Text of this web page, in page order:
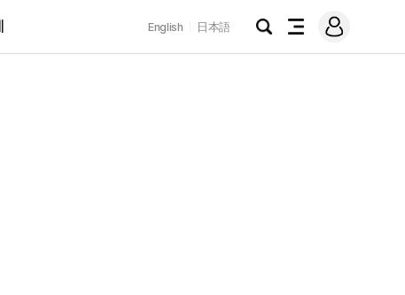
English 日本語
검
전
메
그